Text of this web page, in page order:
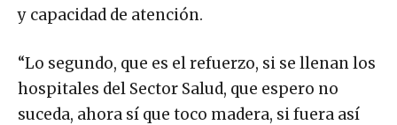
y capacidad de atención.
“Lo segundo, que es el refuerzo, si se llenan los
hospitales del Sector Salud, que espero no
suceda, ahora sí que toco madera, si fuera así